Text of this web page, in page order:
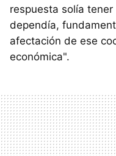
respuesta solía
dependía,
afectación de ese
económica".